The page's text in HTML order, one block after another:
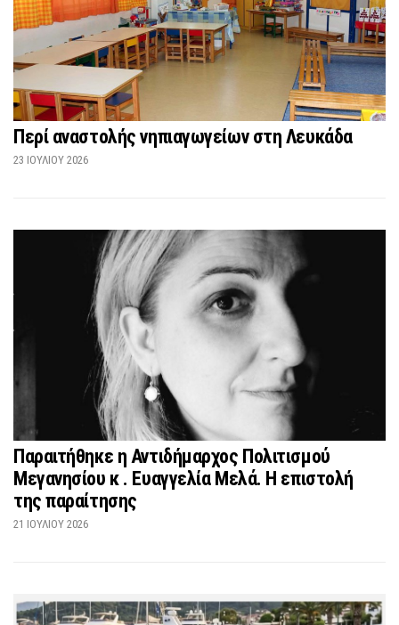
Περί αναστολής νηπιαγωγείων στη Λευκάδα
23 ΙΟΥΛΊΟΥ 2026
Παραιτήθηκε η Αντιδήμαρχος Πολιτισμού
Μεγανησίου κ . Ευαγγελία Μελά. Η επιστολή
της παραίτησης
21 ΙΟΥΛΊΟΥ 2026